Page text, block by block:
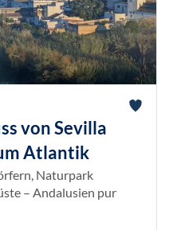
von Sevilla
Atlantik
Naturpark
– Andalusien pur